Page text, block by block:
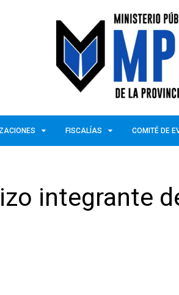
FISCALÍAS COMITÉ DE
integrante